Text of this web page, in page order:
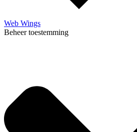
Web Wings
Beheer toestemming